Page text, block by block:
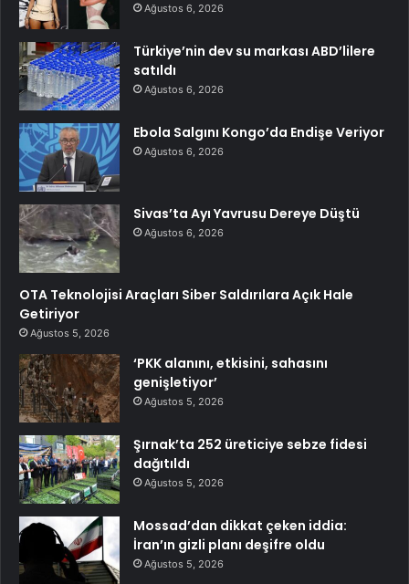
Ağustos 6, 2026
Türkiye’nin dev su markası ABD’lilere
satıldı
Ağustos 6, 2026
Ebola Salgını Kongo’da Endişe Veriyor
Ağustos 6, 2026
Sivas’ta Ayı Yavrusu Dereye Düştü
Ağustos 6, 2026
OTA Teknolojisi Araçları Siber Saldırılara Açık Hale
Getiriyor
Ağustos 5, 2026
‘PKK alanını, etkisini, sahasını
genişletiyor’
Ağustos 5, 2026
Şırnak’ta 252 üreticiye sebze fidesi
dağıtıldı
Ağustos 5, 2026
Mossad’dan dikkat çeken iddia:
İran’ın gizli planı deşifre oldu
Ağustos 5, 2026